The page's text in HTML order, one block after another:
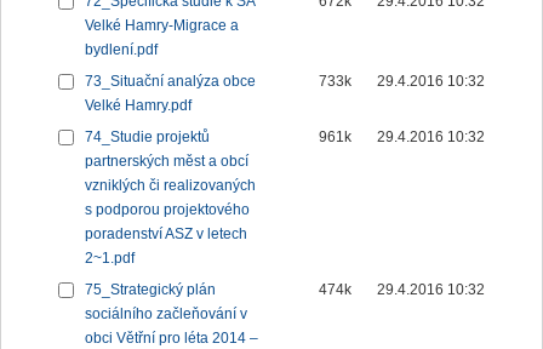
Velké Hamry-Migrace a
bydlení.pdf
73_Situační analýza obce
Velké Hamry.pdf
733k 29.4.2016 10:32
74_Studie projektů
partnerských měst a obcí
vzniklých či realizovaných
s podporou projektového
poradenství ASZ v letech
2~1.pdf
961k 29.4.2016 10:32
75_Strategický plán
sociálního začleňování v
obci Větřní pro léta 2014 –
474k 29.4.2016 10:32